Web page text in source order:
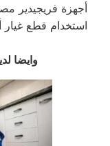
أجهزة فريجيدير
استخدام قطع غيار
وايضا